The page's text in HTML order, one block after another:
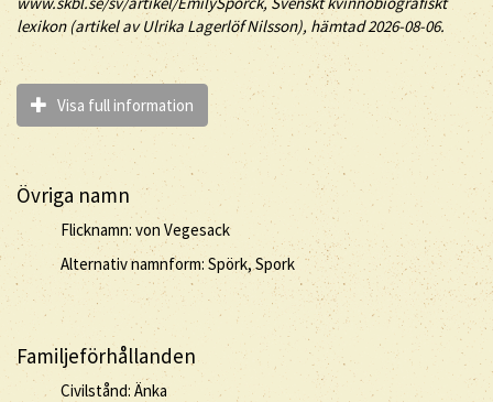
lexikon (artikel avUlrika Lagerlöf Nilsson), hämtad 2026-08-06.
Visa full information
Övriga namn
Flicknamn: von Vegesack
Alternativ namnform: Spörk, Spork
Familjeförhållanden
Civilstånd: Änka